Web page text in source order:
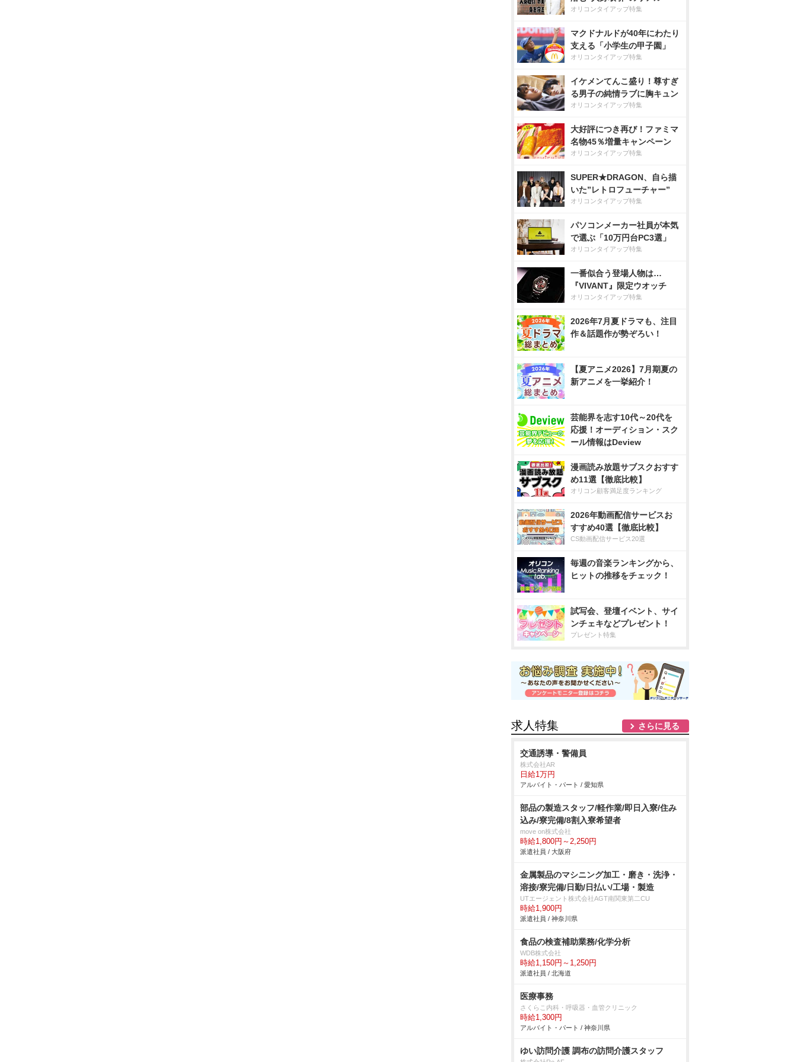
オリコンタイアップ特集
マクドナルドが40年にわたり
支える「小学生の甲子園」
オリコンタイアップ特集
イケメンてんこ盛り！尊すぎ
る男子の純情ラブに胸キュン
オリコンタイアップ特集
大好評につき再び！ファミマ
名物45％増量キャンペーン
オリコンタイアップ特集
SUPER★DRAGON、自ら描
いた”レトロフューチャー”
オリコンタイアップ特集
パソコンメーカー社員が本気
で選ぶ「10万円台PC3選」
オリコンタイアップ特集
一番似合う登場人物は…
『VIVANT』限定ウオッチ
オリコンタイアップ特集
2026年7月夏ドラマも、注目
作＆話題作が勢ぞろい！
【夏アニメ2026】7月期夏の
新アニメを一挙紹介！
芸能界を志す10代～20代を
応援！オーディション・スク
ール情報はDeview
漫画読み放題サブスクおすす
め11選【徹底比較】
オリコン顧客満足度ランキング
2026年動画配信サービスお
すすめ40選【徹底比較】
CS動画配信サービス20選
毎週の音楽ランキングから、
ヒットの推移をチェック！
試写会、登壇イベント、サイ
ンチェキなどプレゼント！
プレゼント特集
求人特集 さらに見る
交通誘導・警備員
株式会社AR
日給1万円
アルバイト・パート / 愛知県
部品の製造スタッフ/軽作業/即日入寮/住み
込み/寮完備/8割入寮希望者
move on株式会社
時給1,800円～2,250円
派遣社員 / 大阪府
金属製品のマシニング加工・磨き・洗浄・
溶接/寮完備/日勤/日払い/工場・製造
UTエージェント株式会社AGT南関東第二CU
時給1,900円
派遣社員 / 神奈川県
食品の検査補助業務/化学分析
WDB株式会社
時給1,150円～1,250円
派遣社員 / 北海道
医療事務
さくらこ内科・呼吸器・血管クリニック
時給1,300円
アルバイト・パート / 神奈川県
ゆい訪問介護 調布の訪問介護スタッフ